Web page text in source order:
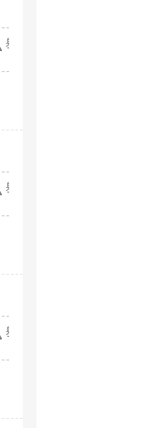
舉
舉
舉